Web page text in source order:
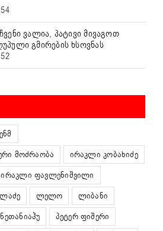
ვალია, პატივი მივაგოთ
გმირების ხსოვნას
ენმ
მოძრაობა
ირაკლი კობახიძე
ირაკლი ფავლენიშვილი
ლელო
ლიბანი
ნეთანიაჰუ
პეტერ ფიშერი